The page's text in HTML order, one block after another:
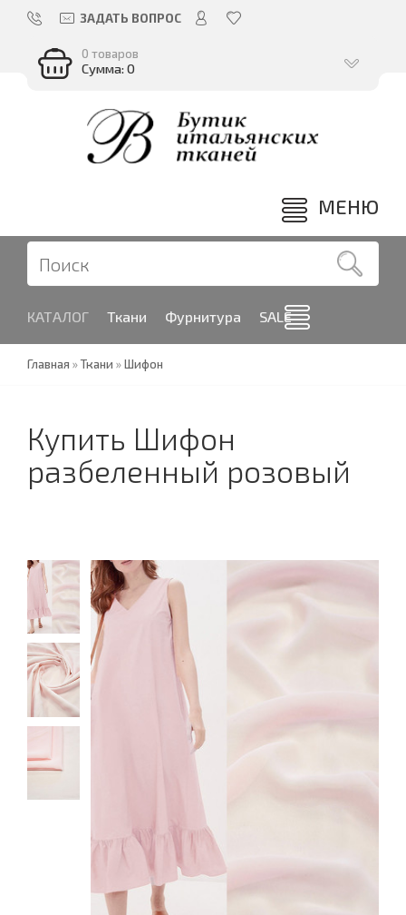
ЗАДАТЬ ВОПРОС
0 товаров
Сумма: 0
МЕНЮ
КАТАЛОГ Ткани Фурнитура SALE
Главная »Ткани »Шифон
Купить Шифон
разбеленный розовый